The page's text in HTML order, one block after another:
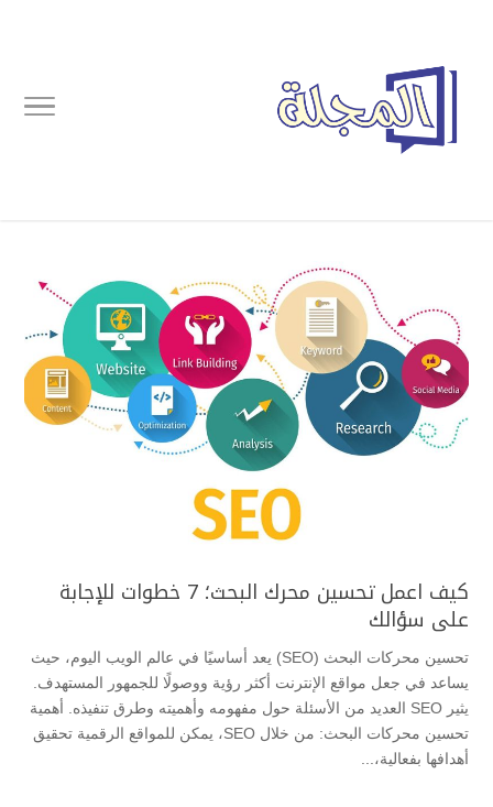
كيف اعمل تحسين محرك البحث؛ 7 خطوات للإجابة
على سؤالك
تحسين محركات البحث (SEO) يعد أساسيًا في عالم الويب اليوم، حيث
يساعد في جعل مواقع الإنترنت أكثر رؤية ووصولًا للجمهور المستهدف.
يثير SEO العديد من الأسئلة حول مفهومه وأهميته وطرق تنفيذه. أهمية
تحسين محركات البحث: من خلال SEO، يمكن للمواقع الرقمية تحقيق
أهدافها بفعالية،...